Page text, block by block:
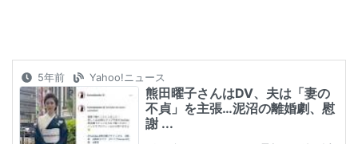
5年前 Yahoo!ニュース
熊田曜子さんはDV、夫は「妻の
不貞」を主張…泥沼の離婚劇、慰
謝 ...